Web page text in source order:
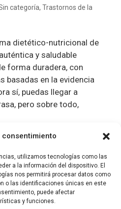
consentimiento
utilizamos tecnologías como las
a la información del dispositivo. El
nos permitirá procesar datos como
o las identificaciones únicas en este
puede afectar
y funciones.
categoría, Trastornos de la
dietético-nutricional de
y saludable
forma duradera, con
basadas en la evidencia
sí, puedas llegar a
pero sobre todo,
,Salud general
la operación Bikini?
es que yo tampoco,
no se estudiaba en la